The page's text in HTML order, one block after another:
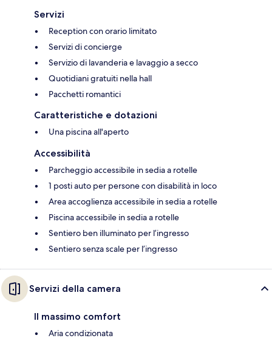
Servizi
Reception con orario limitato
Servizi di concierge
Servizio di lavanderia e lavaggio a secco
Quotidiani gratuiti nella hall
Pacchetti romantici
Caratteristiche e dotazioni
Una piscina all'aperto
Accessibilità
Parcheggio accessibile in sedia a rotelle
1 posti auto per persone con disabilità in loco
Area accoglienza accessibile in sedia a rotelle
Piscina accessibile in sedia a rotelle
Sentiero ben illuminato per l’ingresso
Sentiero senza scale per l’ingresso
Servizi della camera
Il massimo comfort
Aria condizionata